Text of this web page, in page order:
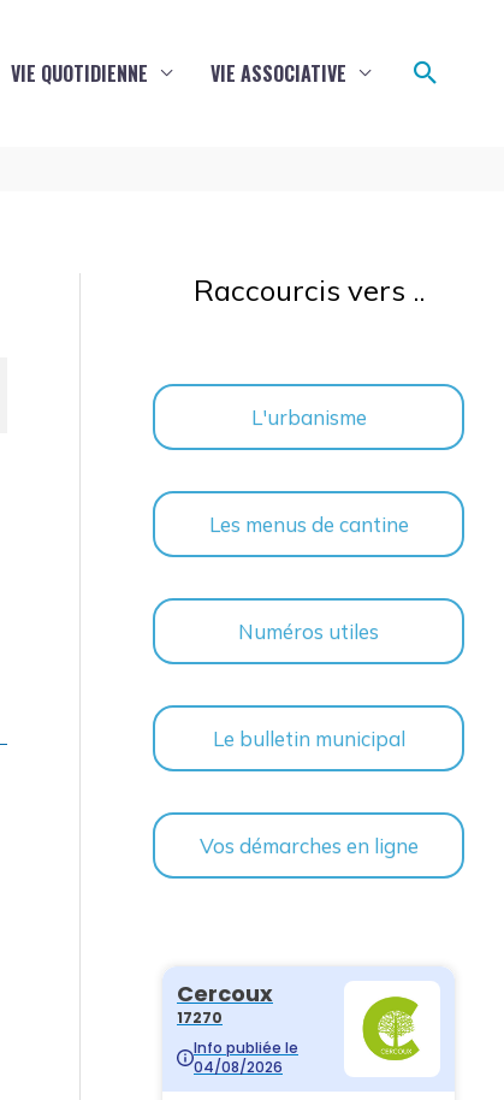
VIE QUOTIDIENNE VIE ASSOCIATIVE
Raccourcis vers ..
L'urbanisme
Les menus de cantine
Numéros utiles
Le bulletin municipal
Vos démarches en ligne